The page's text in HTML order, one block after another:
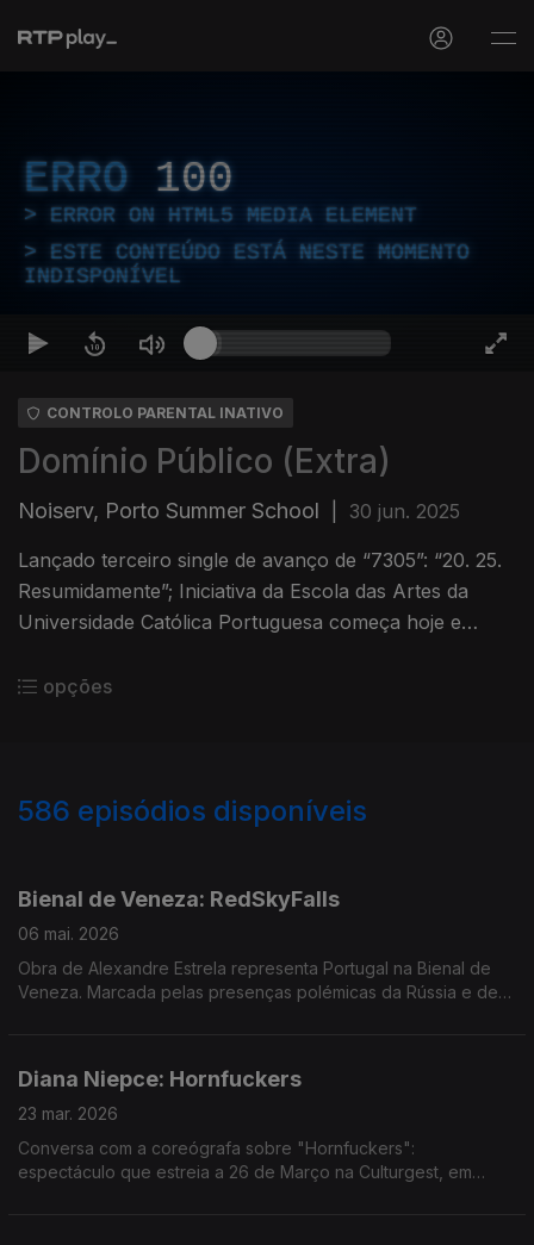
ERRO 100
ERROR ON HTML5 MEDIA ELEMENT
ESTE CONTEÚDO ESTÁ NESTE MOMENTO
INDISPONÍVEL
CONTROLO PARENTAL INATIVO
Domínio Público (Extra)
Noiserv, Porto Summer School 30 jun. 2025
Lançado terceiro single de avanço de “7305”: “20. 25.
Resumidamente”; Iniciativa da Escola das Artes da
Universidade Católica Portuguesa começa hoje e
opções
586 episódios disponíveis
Bienal de Veneza: RedSkyFalls
06 mai. 2026
Obra de Alexandre Estrela representa Portugal na Bienal de
Veneza. Marcada pelas presenças polémicas da Rússia e de
Diana Niepce: Hornfuckers
23 mar. 2026
Conversa com a coreógrafa sobre "Hornfuckers":
espectáculo que estreia a 26 de Março na Culturgest, em